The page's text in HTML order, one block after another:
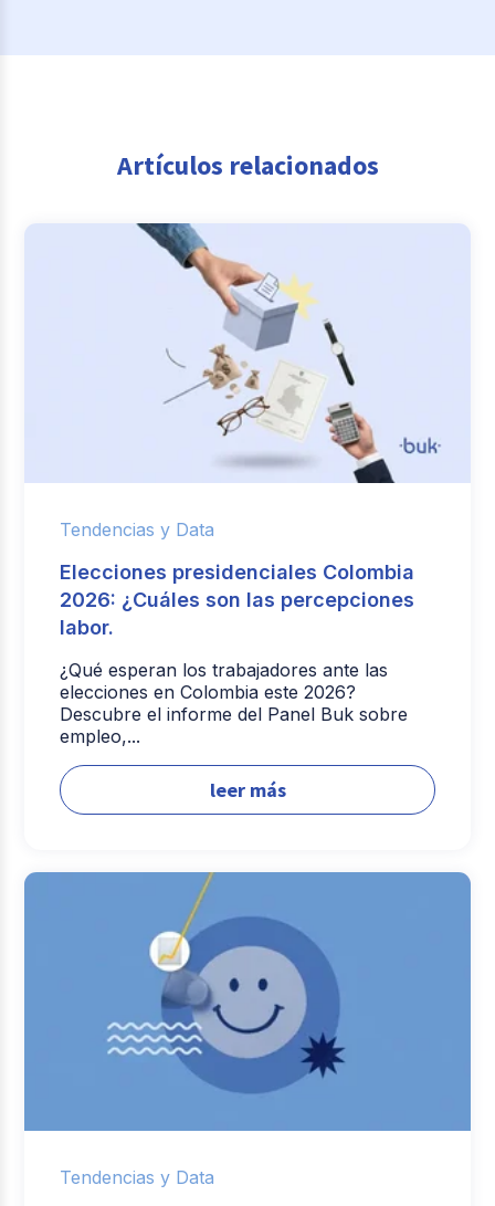
Artículos relacionados
Tendencias y Data
Elecciones presidenciales Colombia
2026: ¿Cuáles son las percepciones
labor.
¿Qué esperan los trabajadores ante las
elecciones en Colombia este 2026?
Descubre el informe del Panel Buk sobre
empleo,...
leer más
Tendencias y Data